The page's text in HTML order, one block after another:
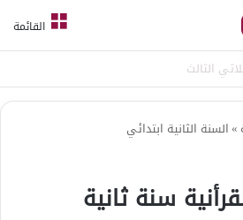
القائمة
الثالث
»السنة الثانية ابتدائي
سنة ثانية